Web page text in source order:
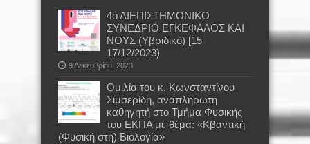
4ο ΔΙΕΠΙΣΤΗΜΟΝΙΚΟ
ΣΥΝΕΔΡΙΟ ΕΓΚΕΦΑΛΟΣ ΚΑΙ
ΝΟΥΣ (Υβριδικό) [15-
17/12/2023)
9 Δεκεμβρίου, 2023
Oμιλία του κ. Κωνσταντίνου
Σιμσερίδη, αναπληρωτή
καθηγητή στο Τμήμα Φυσικής
του ΕΚΠΑ με θέμα: «Κβαντική
(Φυσική στη) Βιολογία»